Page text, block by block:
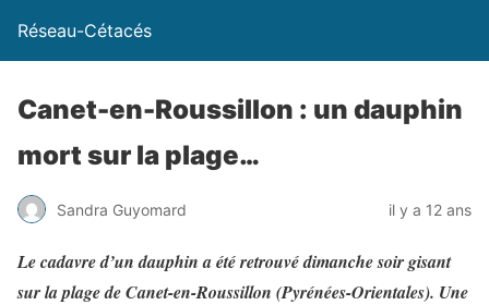
Réseau-Cétacés
Canet-en-Roussillon : un dauphin
mort sur la plage…
Sandra Guyomard il y a 12 ans
Le cadavre d’un dauphin a été retrouvé dimanche soir gisant
sur la plage de Canet-en-Roussillon (Pyrénées-Orientales). Une